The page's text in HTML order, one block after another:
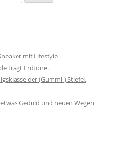
mit Lifestyle
trägt Erdtöne.
der (Gummi-) Stiefel.
Geduld und neuen Wegen